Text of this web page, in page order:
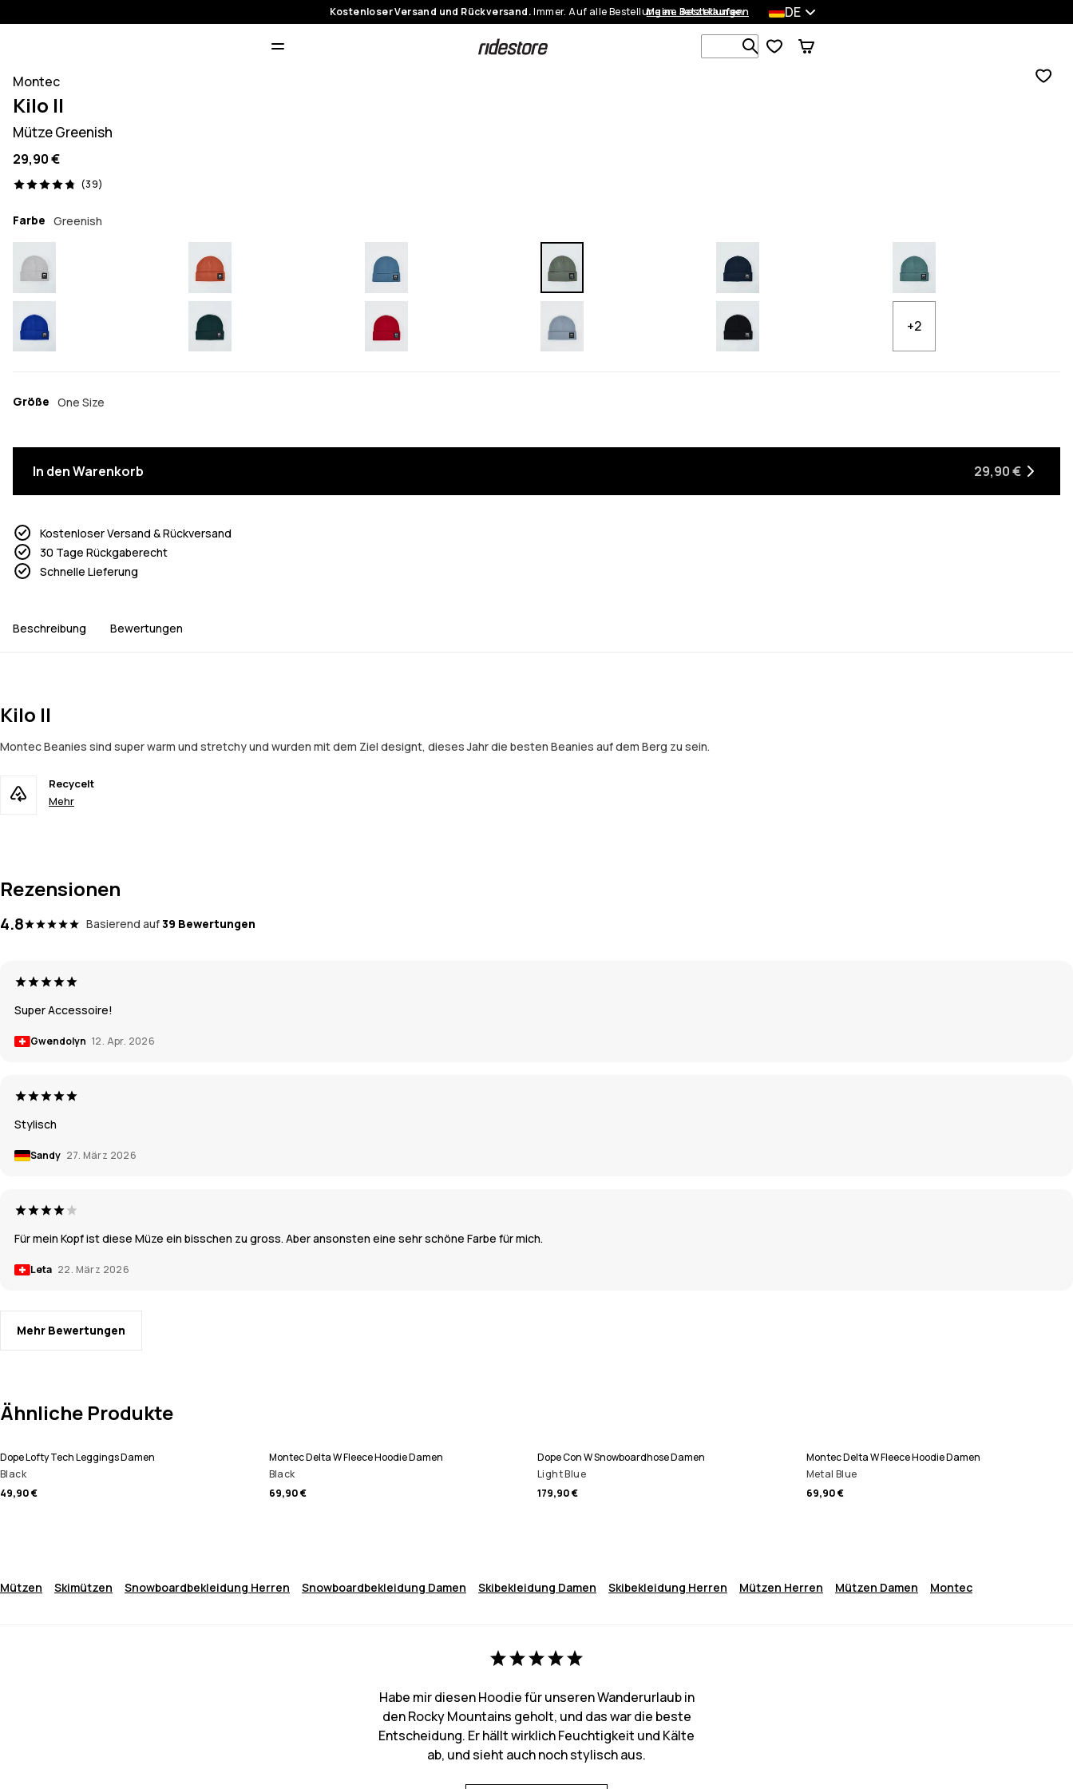
Kostenloser Versand und Rückversand.Immer. Auf alle Bestellungen. Jetzt kaufen
Meine Bestellungen DE
Durchsuche 1 000+ Produkte
Montec
Kilo II
Mütze Greenish
29,90 €
(39)
39 Reviews, 4.8/5
Farbe Greenish
+2
Größe One Size
In den Warenkorb 29,90 €
Kostenloser Versand & Rückversand
30 Tage Rückgaberecht
Schnelle Lieferung
Beschreibung Bewertungen
Kilo II
Montec Beanies sind super warm und stretchy und wurden mit dem Ziel designt, dieses Jahr die besten Beanies auf dem Berg zu sein.
Recycelt
Mehr
Rezensionen
4.8 Basierend auf39 Bewertungen
Super Accessoire!
Gwendolyn 12. Apr. 2026
Stylisch
Sandy 27. März 2026
Für mein Kopf ist diese Müze ein bisschen zu gross. Aber ansonsten eine sehr schöne Farbe für mich.
Leta 22. März 2026
Mehr Bewertungen
Ähnliche Produkte
Dope Lofty Tech Leggings Damen
Black
49,90 €
Montec Delta W Fleece Hoodie Damen
Black
69,90 €
Dope Con W Snowboardhose Damen
Light Blue
179,90 €
Montec Delta W Fleece Hoodie Damen
Metal Blue
69,90 €
Mützen Skimützen Snowboardbekleidung Herren Snowboardbekleidung Damen Skibekleidung Damen Skibekleidung Herren Mützen Herren Mützen Damen Montec
Habe mir diesen Hoodie für unseren Wanderurlaub in
den Rocky Mountains geholt, und das war die beste
Entscheidung. Er hällt wirklich Feuchtigkeit und Kälte
ab, und sieht auch noch stylisch aus.